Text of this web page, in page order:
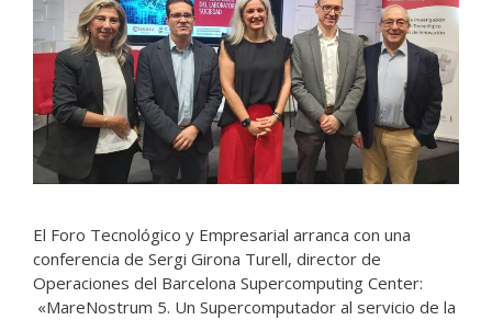
El Foro Tecnológico y Empresarial arranca con una
conferencia de Sergi Girona Turell, director de
Operaciones del Barcelona Supercomputing Center:
«MareNostrum 5. Un Supercomputador al servicio de la